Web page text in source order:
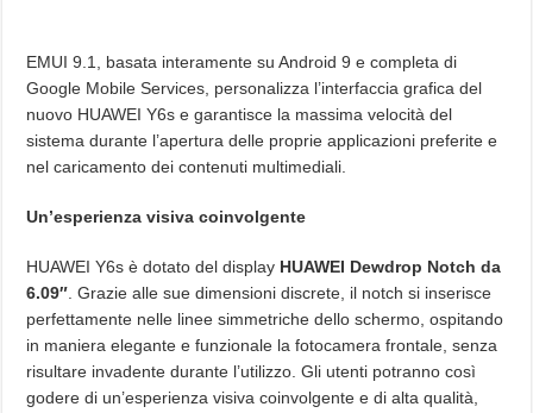
EMUI 9.1, basata interamente su Android 9 e completa di
Google Mobile Services, personalizza l’interfaccia grafica del
nuovo HUAWEI Y6s e garantisce la massima velocità del
sistema durante l’apertura delle proprie applicazioni preferite e
nel caricamento dei contenuti multimediali.
Un’esperienza visiva coinvolgente
HUAWEI Y6s è dotato del display HUAWEI Dewdrop Notch da
6.09″. Grazie alle sue dimensioni discrete, il notch si inserisce
perfettamente nelle linee simmetriche dello schermo, ospitando
in maniera elegante e funzionale la fotocamera frontale, senza
risultare invadente durante l’utilizzo. Gli utenti potranno così
godere di un’esperienza visiva coinvolgente e di alta qualità,